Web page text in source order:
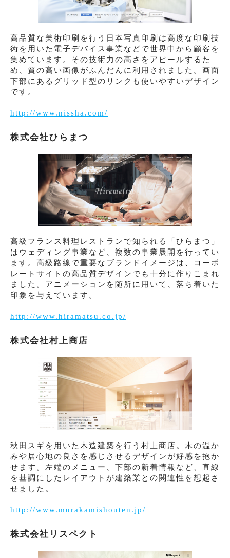
高品質な美術印刷を行う日本写真印刷は高度な印刷技
術を用いた電子デバイス事業などで世界中から顧客を
集めています。その技術力の高さをアピールするた
め、質の高い画像がふんだんに利用されました。画面
下部にあるグリッド型のリンクも使いやすいデザイン
です。
http://www.nissha.com/
株式会社ひらまつ
高級フランス料理レストランで知られる「ひらまつ」
はウェディング事業など、複数の事業展開を行ってい
ます。高級路線で重要なブランドイメージは、コーポ
レートサイトの高品質デザインでも十分に作りこまれ
ました。アニメーションを随所に用いて、落ち着いた
印象を与えています。
http://www.hiramatsu.co.jp/
株式会社村上商店
秋田スギを用いた木造建築を行う村上商店。木の温か
みや居心地の良さを感じさせるデザインが好感を抱か
せます。左端のメニュー、下部の新着情報など、直線
を基調にしたレイアウトが建築業との関連性を想起さ
せました。
http://www.murakamishouten.jp/
株式会社リスペクト